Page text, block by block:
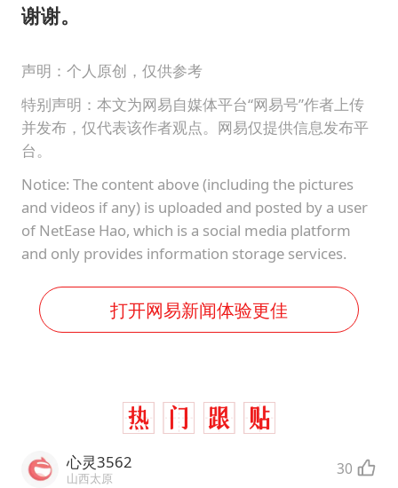
谢谢。
声明：个人原创，仅供参考
特别声明：本文为网易自媒体平台“网易号”作者上传
并发布，仅代表该作者观点。网易仅提供信息发布平
台。
Notice: The content above (including the pictures
and videos if any) is uploaded and posted by a user
of NetEase Hao, which is a social media platform
and only provides information storage services.
打开网易新闻体验更佳
心灵3562
山西太原 30